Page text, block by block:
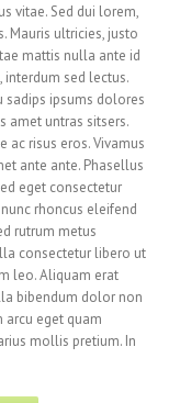
vitae. Sed dui lorem,
Mauris ultricies, justo
mattis nulla ante id
interdum sed lectus.
sadips ipsums dolores
amet untras sitsers.
ac risus eros. Vivamus
ante ante. Phasellus
eget consectetur
rhoncus eleifend
rutrum metus
consectetur libero ut
leo. Aliquam erat
bibendum dolor non
eget quam
mollis pretium. In